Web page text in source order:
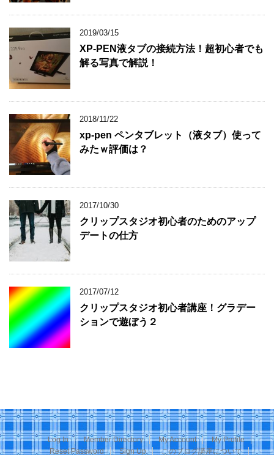
2019/03/15
XP-PEN液タブの接続方法！超初心者でも
解る写真で解説！
2018/11/22
xp-pen ペンタブレット（液タブ）使って
みたｗ評価は？
2017/10/30
クリップスタジオ初心者のためのアップ
デートの仕方
2017/07/12
クリップスタジオ初心者講座！グラデー
ションで遊ぼう２
Log In Member Directory My Account
My Profile
Reset Password
Sign Up このブログ講座について